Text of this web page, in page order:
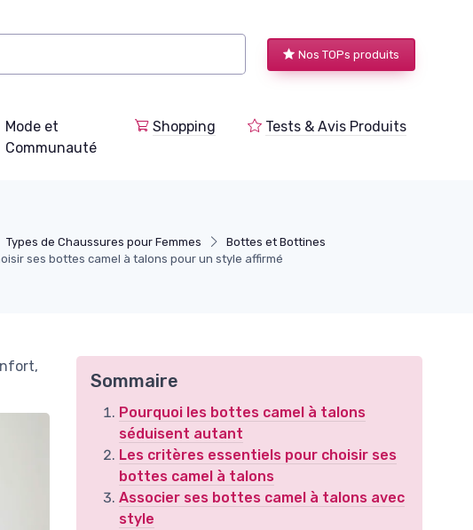
Nos TOPs produits
Mode et
Communauté
Shopping Tests & Avis Produits
Types de Chaussures pour Femmes
Bottes et Bottines
ses bottes camel à talons pour un style affirmé
Sommaire
Pourquoi les bottes camel à talons
séduisent autant
Les critères essentiels pour choisir ses
bottes camel à talons
Associer ses bottes camel à talons avec
style